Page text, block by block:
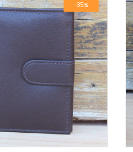
-35%